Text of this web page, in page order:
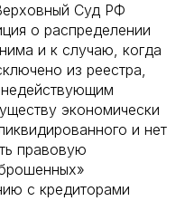
Суд РФ
о распределении
и к случаю, когда
из реестра,
экономически
и нет
правовую
с кредиторами